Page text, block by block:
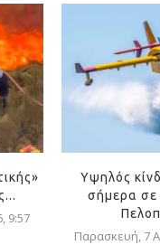
9:57
Υψηλός
σήμερα σε
Παρασκευή, 7